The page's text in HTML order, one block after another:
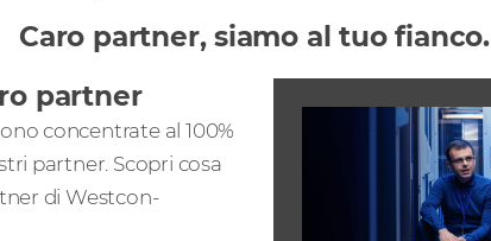
Caro partner, siamo al tuo fianco.
partner
concentrate al 100%
partner. Scopri cosa
di Westcon-